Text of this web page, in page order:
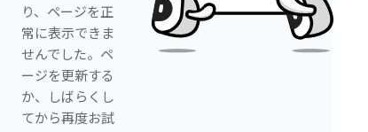
り、ページを正
常に表示できま
せんでした。ペ
ージを更新する
か、しばらくし
てから再度お試